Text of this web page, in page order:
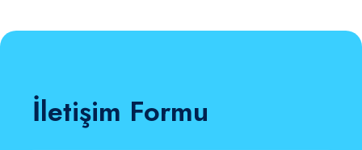
İletişim Formu